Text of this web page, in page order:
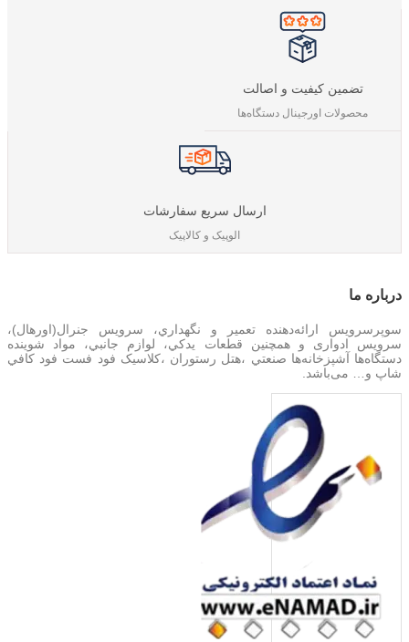
تضمین کیفیت و اصالت
محصولات اورجینال دستگاه‌ها
ارسال سریع سفارشات
الوپیک و کالاپیک
درباره‌ ما
سوپرسرویس ارائه‌دهنده تعمير و نگهداري، سرویس جنرال(اورهال)،
سرویس‌ ادواری و همچنین قطعات يدکي، لوازم جانبي، مواد شوینده
دستگاه‌ها آشپزخانه‌ها صنعتي ،هتل رستوران ،کلاسیک فود فست فود کافي
شاپ و… می‌باشد.